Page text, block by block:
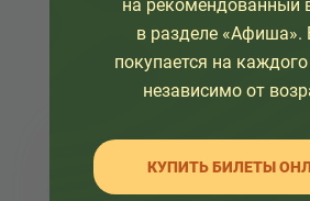
21 ноября 2018
на рекомендованный
в разделе «Афиша».
покупается на каждого
независимо от
КУПИТЬ БИЛЕТЫ